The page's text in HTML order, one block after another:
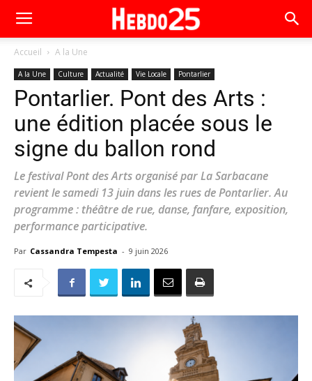
Accueil A la Une
A la Une Culture Actualité Vie Locale Pontarlier
Pontarlier. Pont des Arts :
une édition placée sous le
signe du ballon rond
Le festival Pont des Arts organisé par La Sarbacane
revient le samedi 13 juin dans les rues de Pontarlier. Au
programme : théâtre de rue, danse, fanfare, exposition,
performance participative.
Par Cassandra Tempesta - 9 juin 2026